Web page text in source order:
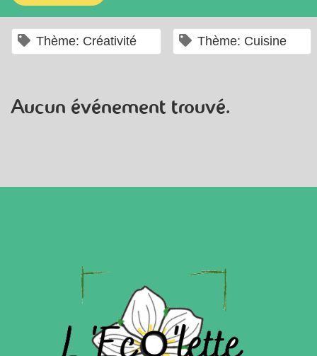
Thème: Créativité Thème: Cuisine
Aucun événement trouvé.